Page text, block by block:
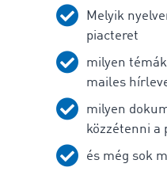
Melyik
piacteret
milyen
mailes
milyen
közzétenni a
és még sok